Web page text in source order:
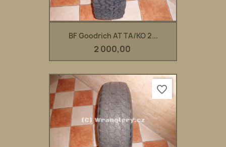
BF Goodrich AT TA/KO 2...
2 000,00
favorite_border